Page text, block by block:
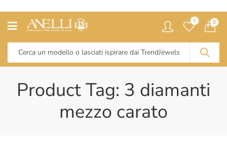
0 0
Product Tag: 3 diamanti
mezzo carato